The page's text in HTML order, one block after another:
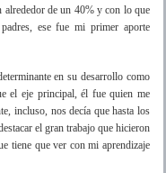
de un 40% y con lo que
ese fue mi primer aporte
en su desarrollo como
el eje principal, él fue quien me
incluso, nos decía que hasta los
el gran trabajo que hicieron
tiene que ver con mi aprendizaje